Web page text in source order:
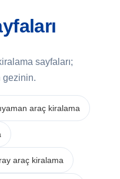
sayfaları;
gezinin.
araç kiralama
araç kiralama